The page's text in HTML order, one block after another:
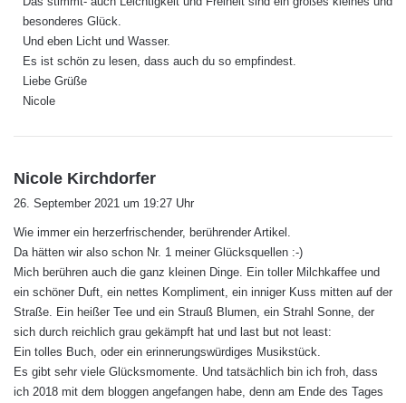
:
besonderes Glück.
Und eben Licht und Wasser.
Es ist schön zu lesen, dass auch du so empfindest.
Liebe Grüße
Nicole
Nicole Kirchdorfer
a
t
:
26. September 2021 um 19:27 Uhr
Wie immer ein herzerfrischender, berührender Artikel.
Da hätten wir also schon Nr. 1 meiner Glücksquellen :-)
Mich berühren auch die ganz kleinen Dinge. Ein toller Milchkaffee und
ein schöner Duft, ein nettes Kompliment, ein inniger Kuss mitten auf der
Straße. Ein heißer Tee und ein Strauß Blumen, ein Strahl Sonne, der
sich durch reichlich grau gekämpft hat und last but not least:
Ein tolles Buch, oder ein erinnerungswürdiges Musikstück.
Es gibt sehr viele Glücksmomente. Und tatsächlich bin ich froh, dass
ich 2018 mit dem bloggen angefangen habe, denn am Ende des Tages